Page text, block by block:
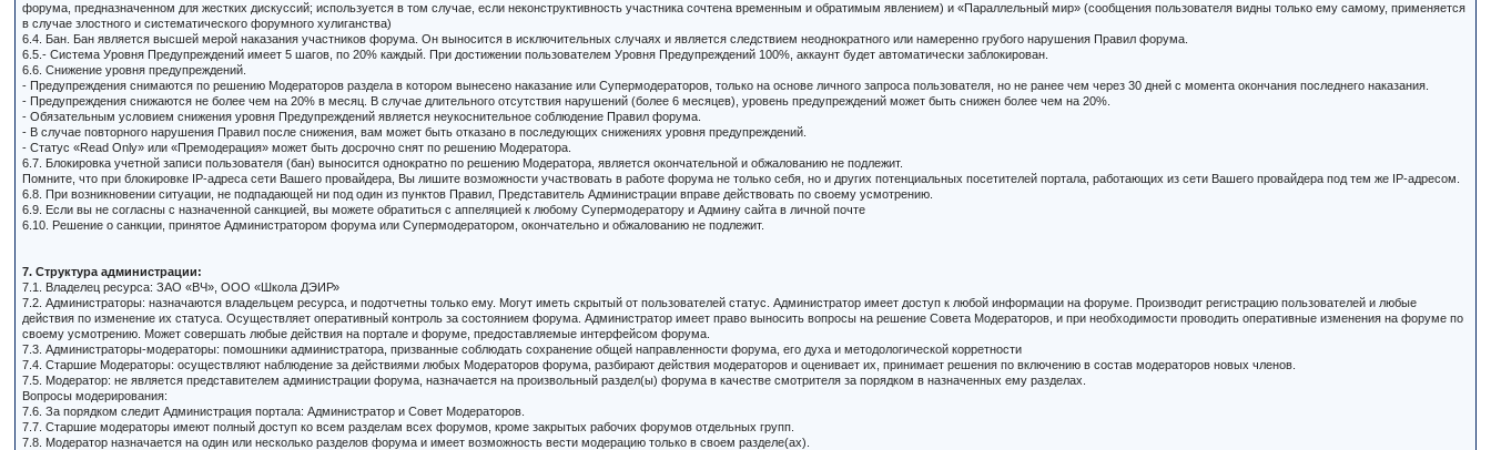
форума, предназначенном для жестких дискуссий; используется в том случае, если неконструктивность участника сочтена временным и обратимым явлением) и «Параллельный мир» (сообщения пользователя видны только ему самому, применяется
в случае злостного и систематического форумного хулиганства)
6.4. Бан. Бан является высшей мерой наказания участников форума. Он выносится в исключительных случаях и является следствием неоднократного или намеренно грубого нарушения Правил форума.
6.5.- Система Уровня Предупреждений имеет 5 шагов, по 20% каждый. При достижении пользователем Уровня Предупреждений 100%, аккаунт будет автоматически заблокирован.
6.6. Снижение уровня предупреждений.
- Предупреждения снимаются по решению Модераторов раздела в котором вынесено наказание или Супермодераторов, только на основе личного запроса пользователя, но не ранее чем через 30 дней с момента окончания последнего наказания.
- Предупреждения снижаются не более чем на 20% в месяц. В случае длительного отсутствия нарушений (более 6 месяцев), уровень предупреждений может быть снижен более чем на 20%.
- Обязательным условием снижения уровня Предупреждений является неукоснительное соблюдение Правил форума.
- В случае повторного нарушения Правил после снижения, вам может быть отказано в последующих снижениях уровня предупреждений.
- Статус «Read Only» или «Премодерация» может быть досрочно снят по решению Модератора.
6.7. Блокировка учетной записи пользователя (бан) выносится однократно по решению Модератора, является окончательной и обжалованию не подлежит.
Помните, что при блокировке IP-адреса сети Вашего провайдера, Вы лишите возможности участвовать в работе форума не только себя, но и других потенциальных посетителей портала, работающих из сети Вашего провайдера под тем же IP-адресом.
6.8. При возникновении ситуации, не подпадающей ни под один из пунктов Правил, Представитель Администрации вправе действовать по своему усмотрению.
6.9. Если вы не согласны с назначенной санкцией, вы можете обратиться с аппеляцией к любому Супермодератору и Админу сайта в личной почте
6.10. Решение о санкции, принятое Администратором форума или Супермодератором, окончательно и обжалованию не подлежит.
7. Структура администрации:
7.1. Владелец ресурса: ЗАО «ВЧ», ООО «Школа ДЭИР»
7.2. Администраторы: назначаются владельцем ресурса, и подотчетны только ему. Могут иметь скрытый от пользователей статус. Администратор имеет доступ к любой информации на форуме. Производит регистрацию пользователей и любые
действия по изменение их статуса. Осуществляет оперативный контроль за состоянием форума. Администратор имеет право выносить вопросы на решение Совета Модераторов, и при необходимости проводить оперативные изменения на форуме по
своему усмотрению. Может совершать любые действия на портале и форуме, предоставляемые интерфейсом форума.
7.3. Администраторы-модераторы: помошники администратора, призванные соблюдать сохранение общей направленности форума, его духа и методологической корретности
7.4. Старшие Модераторы: осуществляют наблюдение за действиями любых Модераторов форума, разбирают действия модераторов и оценивает их, принимает решения по включению в состав модераторов новых членов.
7.5. Модератор: не является представителем администрации форума, назначается на произвольный раздел(ы) форума в качестве смотрителя за порядком в назначенных ему разделах.
Вопросы модерирования:
7.6. За порядком следит Администрация портала: Администратор и Совет Модераторов.
7.7. Старшие модераторы имеют полный доступ ко всем разделам всех форумов, кроме закрытых рабочих форумов отдельных групп.
7.8. Модератор назначается на один или несколько разделов форума и имеет возможность вести модерацию только в своем разделе(ах).